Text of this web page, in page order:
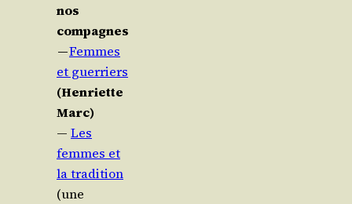
nos
compagnes
—Femmes
et guer­riers
(Hen­riette
Marc)
— Les
femmes et
la tra­di­tion
(une